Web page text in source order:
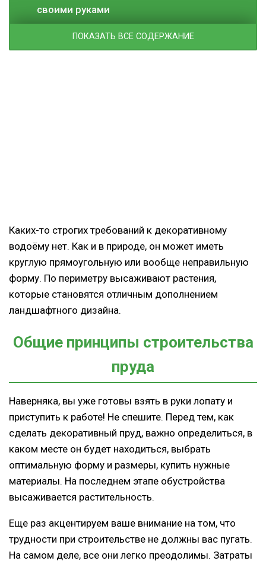
своими руками
ПОКАЗАТЬ ВСЕ СОДЕРЖАНИЕ
Каких-то строгих требований к декоративному
водоёму нет. Как и в природе, он может иметь
круглую прямоугольную или вообще неправильную
форму. По периметру высаживают растения,
которые становятся отличным дополнением
ландшафтного дизайна.
Общие принципы строительства
пруда
Наверняка, вы уже готовы взять в руки лопату и
приступить к работе! Не спешите. Перед тем, как
сделать декоративный пруд, важно определиться, в
каком месте он будет находиться, выбрать
оптимальную форму и размеры, купить нужные
материалы. На последнем этапе обустройства
высаживается растительность.
Еще раз акцентируем ваше внимание на том, что
трудности при строительстве не должны вас пугать.
На самом деле, все они легко преодолимы. Затраты